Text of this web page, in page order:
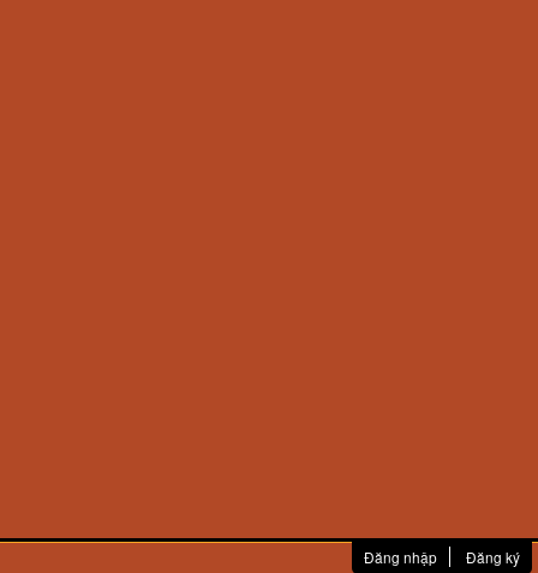
Đăng nhập Đăng ký